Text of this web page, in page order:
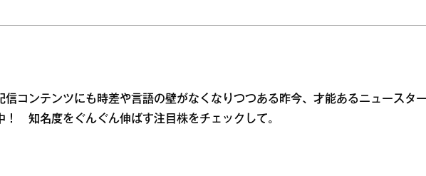
信コンテンツにも時差や言語の壁がなくなりつつある昨今、才能あるニュースタ
！ 知名度をぐんぐん伸ばす注目株をチェックして。